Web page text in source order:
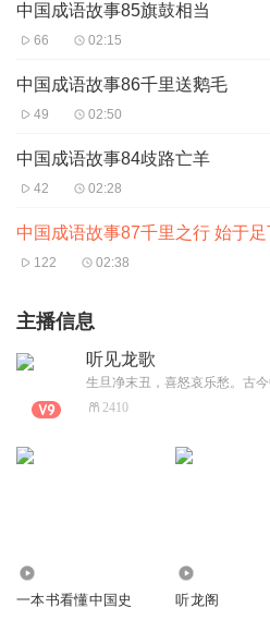
中国成语故事85旗鼓相当
66 02:15
中国成语故事86千里送鹅毛
49 02:50
中国成语故事84歧路亡羊
42 02:28
中国成语故事87千里之行 始于足
122 02:38
主播信息
听见龙歌
生旦净末丑，喜怒哀乐愁。古今
2410
一本书看懂中国史 听龙阁